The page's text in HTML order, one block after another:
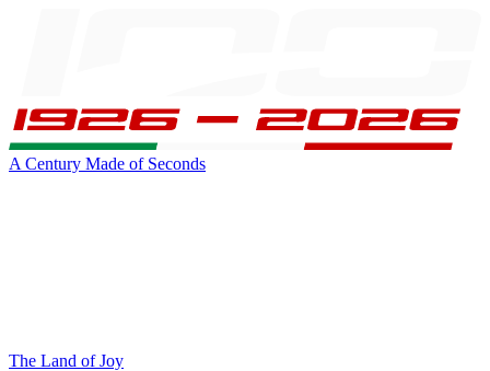
A Century Made of Seconds
The Land of Joy